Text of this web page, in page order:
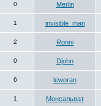
0 Merlin
1 invisible_man
2 Ronni
0 Djohn
6 leworan
1 Монсальват